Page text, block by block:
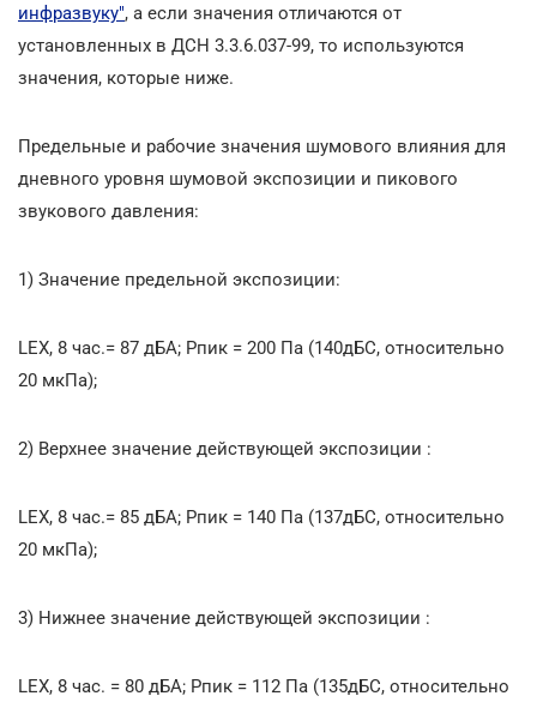
инфразвуку", а если значения отличаются от
установленных в ДСН 3.3.6.037-99, то используются
значения, которые ниже.
Предельные и рабочие значения шумового влияния для
дневного уровня шумовой экспозиции и пикового
звукового давления:
1) Значение предельной экспозиции:
LEX, 8 час.= 87 дБА; Pпик = 200 Па (140дБС, относительно
20 мкПа);
2) Верхнее значение действующей экспозиции :
LEX, 8 час.= 85 дБА; Pпик = 140 Па (137дБС, относительно
20 мкПа);
3) Нижнее значение действующей экспозиции :
LEX, 8 час. = 80 дБА; Pпик = 112 Па (135дБС, относительно